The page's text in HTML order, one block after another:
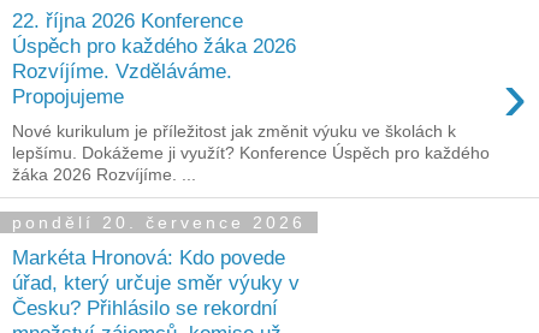
22. října 2026 Konference
Úspěch pro každého žáka 2026
Rozvíjíme. Vzděláváme.
Propojujeme
›
Nové kurikulum je příležitost jak změnit výuku ve školách k
lepšímu. Dokážeme ji využít? Konference Úspěch pro každého
žáka 2026 Rozvíjíme. ...
pondělí 20. července 2026
Markéta Hronová: Kdo povede
úřad, který určuje směr výuky v
Česku? Přihlásilo se rekordní